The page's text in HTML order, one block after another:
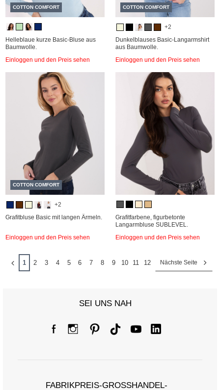
COTTON COMFORT
Helleblaue kurze Basic-Bluse aus
Baumwolle.
Einloggen und den Preis sehen
COTTON COMFORT
+2
Dunkelblauses Basic-Langarmshirt
aus Baumwolle.
Einloggen und den Preis sehen
COTTON COMFORT
+2
Grafitbluse Basic mit langen Ärmeln.
Einloggen und den Preis sehen
Grafitfarbene, figurbetonte
Langarmbluse SUBLEVEL.
Einloggen und den Preis sehen
1 2 3 4 5 6 7 8 9 10 11 12 Nächste Seite
SEI UNS NAH
FABRIKPREIS-GROSSHANDEL-K